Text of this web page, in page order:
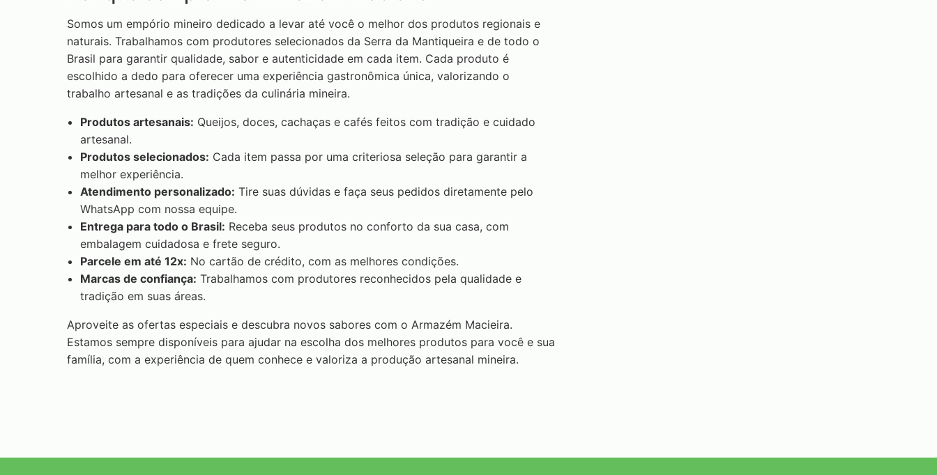
Somos um empório mineiro dedicado a levar até você o melhor dos produtos regionais e
naturais. Trabalhamos com produtores selecionados da Serra da Mantiqueira e de todo o
Brasil para garantir qualidade, sabor e autenticidade em cada item. Cada produto é
escolhido a dedo para oferecer uma experiência gastronômica única, valorizando o
trabalho artesanal e as tradições da culinária mineira.
Produtos artesanais: Queijos, doces, cachaças e cafés feitos com tradição e cuidado
artesanal.
Produtos selecionados: Cada item passa por uma criteriosa seleção para garantir a
melhor experiência.
Atendimento personalizado: Tire suas dúvidas e faça seus pedidos diretamente pelo
WhatsApp com nossa equipe.
Entrega para todo o Brasil: Receba seus produtos no conforto da sua casa, com
embalagem cuidadosa e frete seguro.
Parcele em até 12x: No cartão de crédito, com as melhores condições.
Marcas de confiança: Trabalhamos com produtores reconhecidos pela qualidade e
tradição em suas áreas.
Aproveite as ofertas especiais e descubra novos sabores com o Armazém Macieira.
Estamos sempre disponíveis para ajudar na escolha dos melhores produtos para você e sua
família, com a experiência de quem conhece e valoriza a produção artesanal mineira.